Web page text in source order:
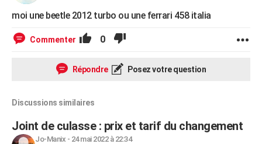
moi une beetle 2012 turbo ou une ferrari 458 italia
Commenter 0
Répondre Posez votre question
Discussions similaires
Joint de culasse : prix et tarif du changement
Jo-Manix - 24 mai 2022 à 22:34